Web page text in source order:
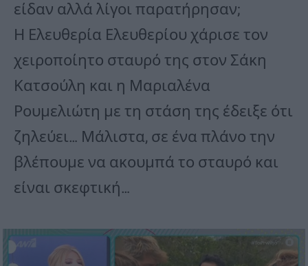
είδαν αλλά λίγοι παρατήρησαν;
Η Ελευθερία Ελευθερίου χάρισε τον
χειροποίητο σταυρό της στον Σάκη
Κατσούλη και η Μαριαλένα
Ρουμελιώτη με τη στάση της έδειξε ότι
ζηλεύει… Μάλιστα, σε ένα πλάνο την
βλέπουμε να ακουμπά το σταυρό και
είναι σκεφτική…